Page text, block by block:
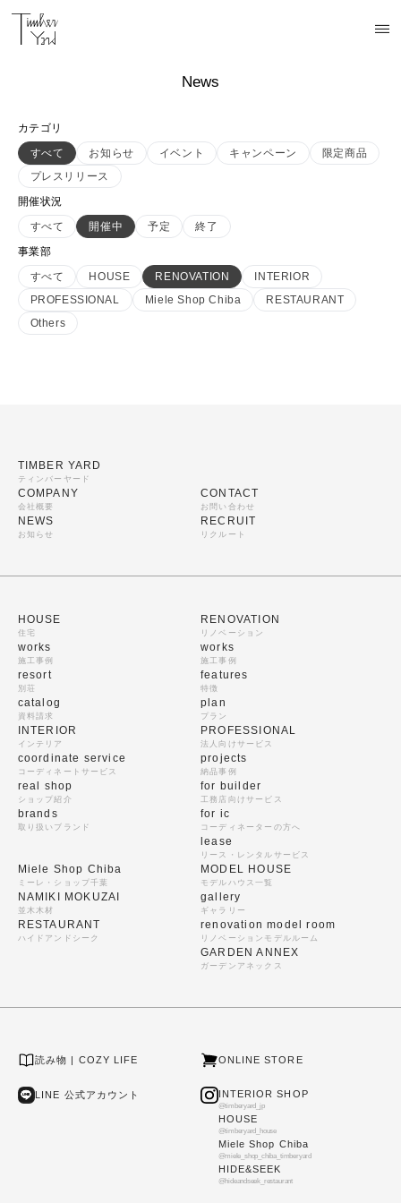
News
カテゴリ
すべて
お知らせ イベント キャンペーン
限定商品
プレスリリース
開催状況
すべて
開催中 予定
終了
事業部
すべて
HOUSE RENOVATION
INTERIOR
PROFESSIONAL
Miele Shop Chiba
RESTAURANT
Others
TIMBER YARD
ティンバーヤード
COMPANY
会社概要
NEWS
お知らせ
CONTACT
お問い合わせ
RECRUIT
リクルート
HOUSE
住宅
works
施工事例
resort
別荘
catalog
資料請求
RENOVATION
リノベーション
works
施工事例
features
特徴
plan
プラン
INTERIOR
インテリア
coordinate service
コーディネートサービス
real shop
ショップ紹介
brands
取り扱いブランド
PROFESSIONAL
法人向けサービス
projects
納品事例
for builder
工務店向けサービス
for ic
コーディネーターの方へ
lease
リース・レンタルサービス
Miele Shop Chiba
ミーレ・ショップ千葉
NAMIKI MOKUZAI
並木木材
RESTAURANT
ハイドアンドシーク
MODEL HOUSE
モデルハウス一覧
gallery
ギャラリー
renovation model room
リノベーションモデルルーム
GARDEN ANNEX
ガーデンアネックス
読み物 | COZY LIFE ONLINE STORE
LINE 公式アカウント INTERIOR SHOP
@timberyard_jp
HOUSE
@timberyard_house
Miele Shop Chiba
@miele_shop_chiba_timberyard
HIDE&SEEK
@hideandseek_restaurant